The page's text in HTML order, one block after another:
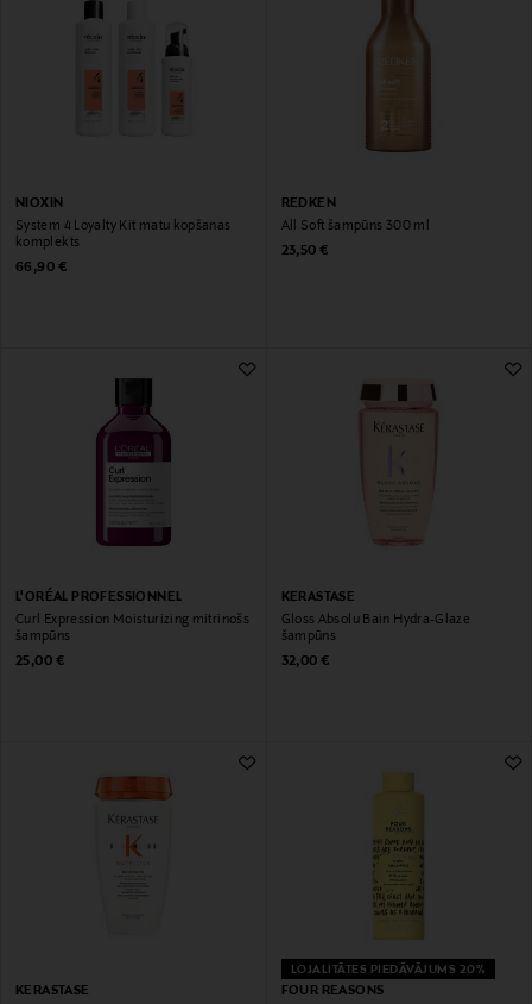
NIOXIN
System 4 Loyalty Kit matu kopšanas
komplekts
Original Price
66,90 €
REDKEN
All Soft šampūns 300 ml
Original Price
23,50 €
L'ORÉAL PROFESSIONNEL
Curl Expression Moisturizing mitrinošs
šampūns
Original Price
25,00 €
KERASTASE
Gloss Absolu Bain Hydra-Glaze
šampūns
Original Price
32,00 €
KERASTASE
LOJALITĀTES PIEDĀVĀJUMS 20%
FOUR REASONS